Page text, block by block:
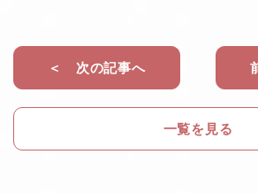
e
b
o
k
＜ 次の記事へ
一覧を見る